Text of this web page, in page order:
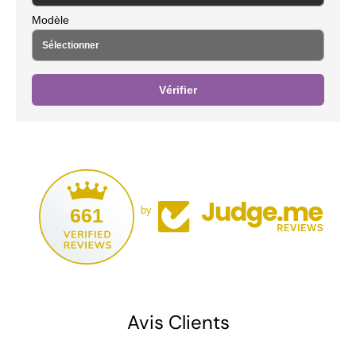
Modèle
Vérifier
661 by
Avis Clients